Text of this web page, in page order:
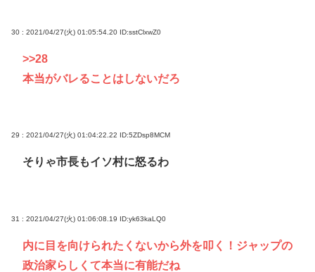
30 : 2021/04/27(火) 01:05:54.20 ID:sstClxwZ0
>>28
本当がバレることはしないだろ
29 : 2021/04/27(火) 01:04:22.22 ID:5ZDsp8MCM
そりゃ市長もイソ村に怒るわ
31 : 2021/04/27(火) 01:06:08.19 ID:yk63kaLQ0
内に目を向けられたくないから外を叩く！ジャップの
政治家らしくて本当に有能だね